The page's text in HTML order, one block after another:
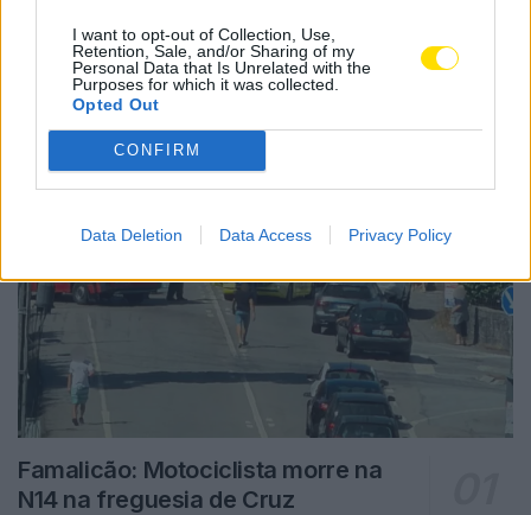
I want to opt-out of Collection, Use,
Retention, Sale, and/or Sharing of my
Personal Data that Is Unrelated with the
Purposes for which it was collected.
Opted Out
CONFIRM
Data Deletion Data Access Privacy Policy
Notícias Populares
Famalicão: Motociclista morre na
N14 na freguesia de Cruz